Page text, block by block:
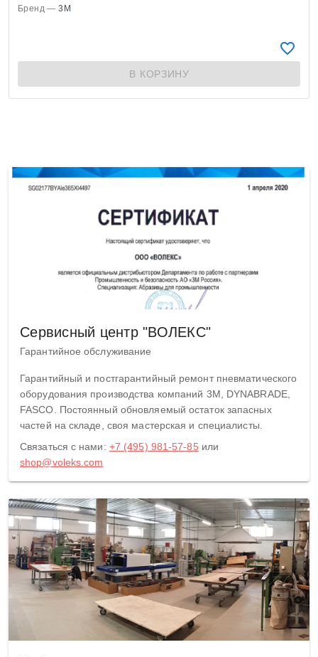
Бренд —3M
В КОРЗИНУ
Сервисный центр "ВОЛЕКС"
Гарантийное обслуживание
Гарантийный и постгарантийный ремонт пневматического
оборудования производства компаний 3M, DYNABRADE,
FASCO. Постоянный обновляемый остаток запасных
частей на складе, своя мастерская и специалисты.
Связаться с нами: +7 (495) 981-57-85 или
shop@voleks.com